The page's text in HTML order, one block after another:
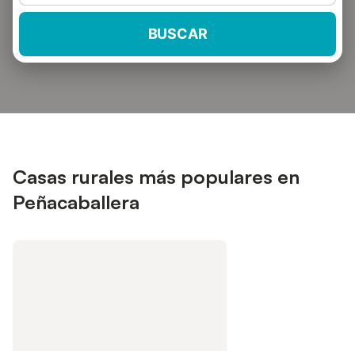
BUSCAR
Casas rurales más populares en
Peñacaballera